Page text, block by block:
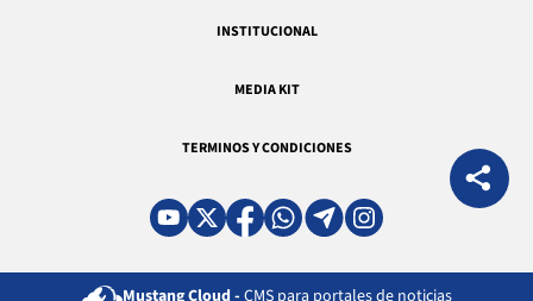
INSTITUCIONAL
MEDIA KIT
TERMINOS Y CONDICIONES